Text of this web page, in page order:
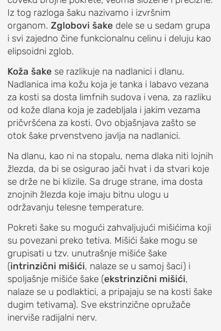
O
NAMA
ORTHOEXPERT
Naši
lekari
i
fizioterapeuti
Kalendar
dežurstava
Savetodavni
odbor
OrthoExpert
ORTHOEXPERT
EDUCATION
O
udruženju
OrthoExpert
Education
AKTIVNOSTI
Novosti
OrthoExpert Niš
(060) 032-320-9
office-
nis@orthoexpert.rs
Niš, Srbija
OrthoExpert
Podgorica
(068) 107-241
office@orthoexpert.me
Ankarski bulevar 35 L1,
Podgorica, Crna Gora
Iz tog razloga šaku nazivamo i izvršnim
organom. Zglobovi šake dele se u sedam grupa
i svi zajedno čine funkcionalnu celinu i deluju kao
elipsoidni zglob.
Koža šake se razlikuje na nadlanici i dlanu.
Nadlanica ima kožu koja je tanka i labavo vezana
za kosti sa dosta limfnih sudova i vena, za razliku
od kože dlana koja je zadebljala i jakim vezama
pričvršćena za kosti. Ovo objašnjava zašto se
otok šake prvenstveno javlja na nadlanici.
Na dlanu, kao ni na stopalu, nema dlaka niti lojnih
žlezda, da bi se osigurao jači hvat i da stvari koje
se drže ne bi klizile. Sa druge strane, ima dosta
znojnih žlezda koje imaju bitnu ulogu u
održavanju telesne temperature.
Pokreti šake su mogući zahvaljujući mišićima koji
su povezani preko tetiva. Mišići šake mogu se
grupisati u tzv. unutrašnje mišiće šake
(intrinzični mišići, nalaze se u samoj šaci) i
spoljašnje mišiće šake (ekstrinzični mišići,
nalaze se u podlaktici, a pripajaju se na kosti šake
dugim tetivama). Sve ekstrinzične opružače
inerviše radijalni nerv.